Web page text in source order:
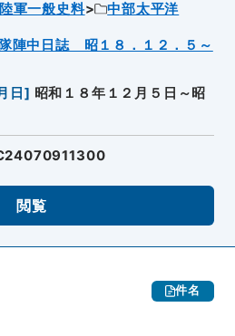
軍一般史料
中部太平洋
陣中日誌 昭１８．１２．５～
日] 昭和１８年１２月５日～昭
閲覧
件名